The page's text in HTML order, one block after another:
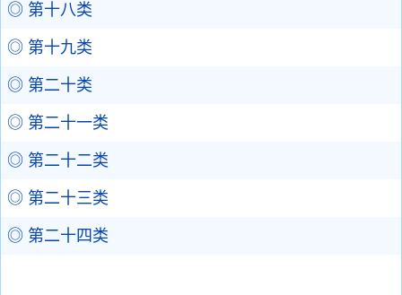
◎ 第十八类
◎ 第十九类
◎ 第二十类
◎ 第二十一类
◎ 第二十二类
◎ 第二十三类
◎ 第二十四类